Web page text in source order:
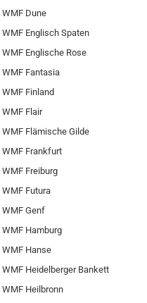
WMF Dune
WMF Englisch Spaten
WMF Englische Rose
WMF Fantasia
WMF Finland
WMF Flair
WMF Flämische Gilde
WMF Frankfurt
WMF Freiburg
WMF Futura
WMF Genf
WMF Hamburg
WMF Hanse
WMF Heidelberger Bankett
WMF Heilbronn